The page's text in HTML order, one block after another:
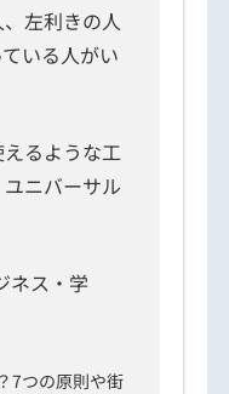
左利きの人
いる人がい
るような工
ニバーサル
ス・学
7つの原則や街